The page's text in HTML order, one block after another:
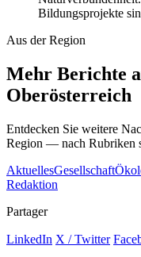
Bildungsprojekte
Aus der Region
Mehr Berichte
Oberösterreich
Entdecken Sie weitere
Region — nach Rubriken
AktuellesGesellschaft
Redaktion
Partager
LinkedIn X / Twitter